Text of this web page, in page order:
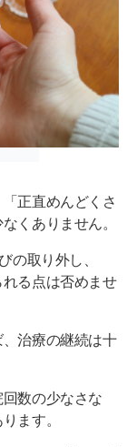
正直めんどくさ
くありません。
の取り外し、
る点は否めませ
治療の継続は十
数の少なさな
ます。